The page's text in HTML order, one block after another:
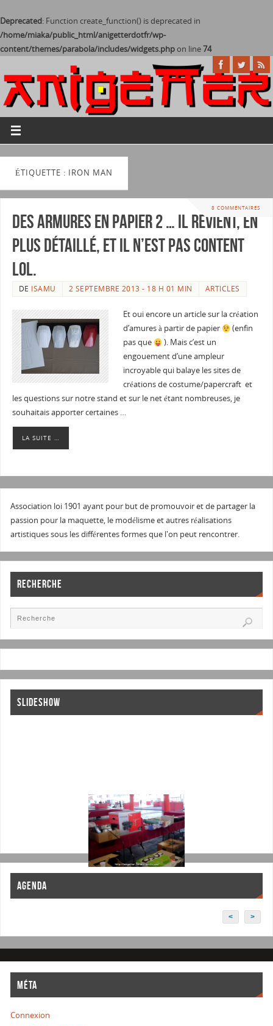
Deprecated: Function create_function() is deprecated in
/home/miaka/public_html/anigetterdotfr/wp-
content/themes/parabola/includes/widgets.phpon line74
ÉTIQUETTE : IRON MAN
8 COMMENTAIRES
Des armures en Papier 2 … Il revient, en
plus détaillé, et il n’est pas content
lol.
DE ISAMU 2 SEPTEMBRE 2013 - 18 H 01 MIN ARTICLES
Et oui encore un article sur la création
d’amures à partir de papier
(enfin
pas que
). Mais c’est un
engouement d’une ampleur
incroyable qui balaye les sites de
créations de costume/papercraft et
les questions sur notre stand et sur le net étant nombreuses, je
souhaitais apporter certaines …
LA SUITE …
Association loi 1901 ayant pour but de promouvoir et de partager la
passion pour la maquette, le modélisme et autres réalisations
artistiques sous les différentes formes que l'on peut rencontrer.
RECHERCHE
SLIDESHOW
AGENDA
< >
MÉTA
Connexion